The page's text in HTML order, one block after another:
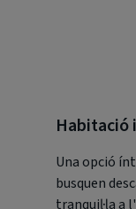
Habitació
Una opció
busquen
tranquil·la a